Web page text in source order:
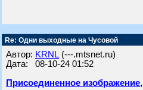
Re: Одни выходные на Чусовой
Автор: KRNL (---.mtsnet.ru)
Дата: 08-10-24 01:52
Присоединенное изображение,